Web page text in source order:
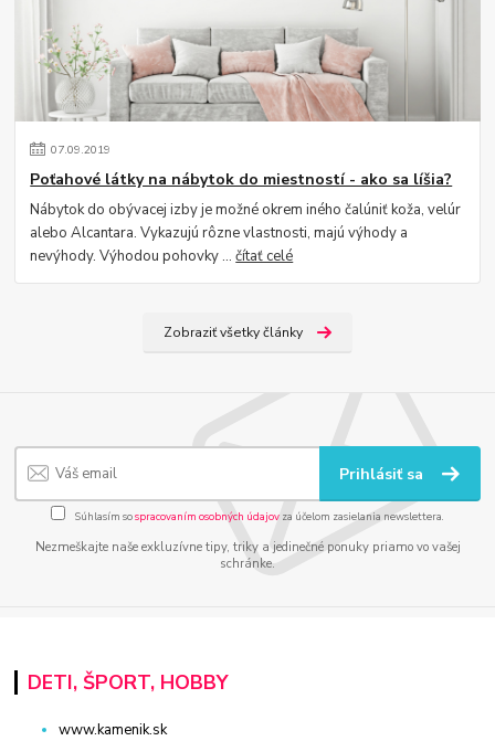
07.09.2019
Poťahové látky na nábytok do miestností - ako sa líšia?
Nábytok do obývacej izby je možné okrem iného čalúniť koža, velúr
alebo Alcantara. Vykazujú rôzne vlastnosti, majú výhody a
nevýhody. Výhodou pohovky ...čítať celé
Zobraziť všetky články
Prihlásiť sa
Súhlasím sospracovaním osobných údajov za účelom zasielania newslettera.
Nezmeškajte naše exkluzívne tipy, triky a jedinečné ponuky priamo vo vašej
schránke.
DETI, ŠPORT, HOBBY
www.kamenik.sk